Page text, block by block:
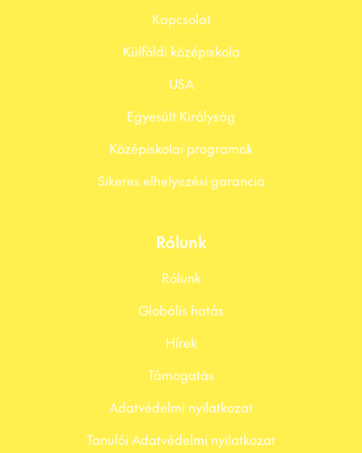
Kapcsolat
Külföldi középiskola
USA
Egyesült Királyság
Középiskolai programok
Sikeres elhelyezési garancia
Rólunk
Rólunk
Globális hatás
Hírek
Támogatás
Adatvédelmi nyilatkozat
Tanulói Adatvédelmi nyilatkozat